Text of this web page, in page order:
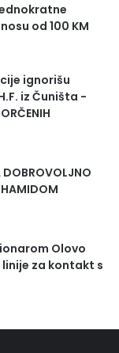
od 100 KM
ignorišu
iz Čuništa -
HAMIDOM
Olovo
za kontakt s